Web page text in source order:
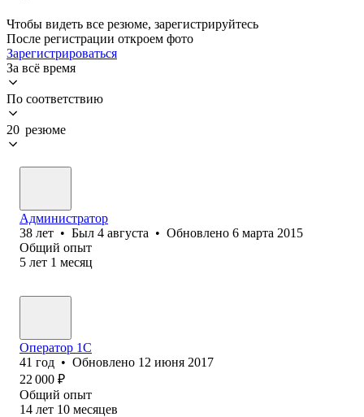
Чтобы видеть все резюме, зарегистрируйтесь
После регистрации откроем фото
Зарегистрироваться
За всё время
По соответствию
20 резюме
Администратор
38 лет • Был 4 августа • Обновлено 6 марта 2015
Общий опыт
5 лет 1 месяц
Оператор 1C
41 год • Обновлено 12 июня 2017
22 000 ₽
Общий опыт
14 лет 10 месяцев